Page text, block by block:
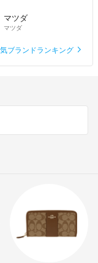
に伺うので、9万円
しょうか。
マツダ
マツダ
ブランドランキング